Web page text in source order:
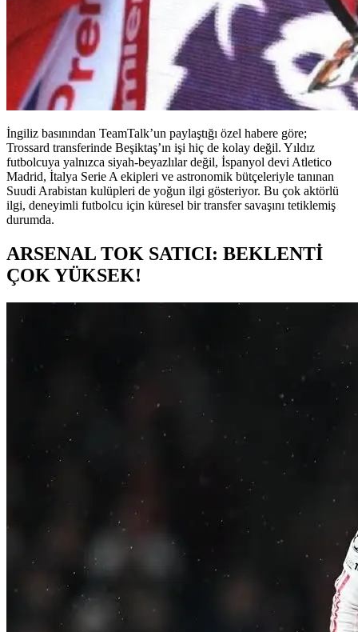
İngiliz basınından TeamTalk’un paylaştığı özel habere göre;
Trossard transferinde Beşiktaş’ın işi hiç de kolay değil. Yıldız
futbolcuya yalnızca siyah-beyazlılar değil, İspanyol devi Atletico
Madrid, İtalya Serie A ekipleri ve astronomik bütçeleriyle tanınan
Suudi Arabistan kulüpleri de yoğun ilgi gösteriyor. Bu çok aktörlü
ilgi, deneyimli futbolcu için küresel bir transfer savaşını tetiklemiş
durumda.
ARSENAL TOK SATICI: BEKLENTİ
ÇOK YÜKSEK!